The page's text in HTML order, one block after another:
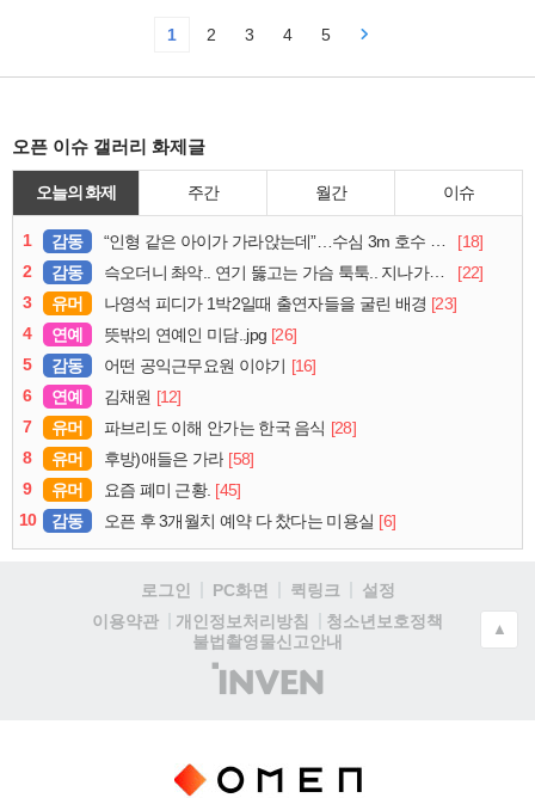
1 2 3 4 5
오픈 이슈 갤러리 화제글
오늘의 화제 주간 월간 이슈
1 감동 “인형 같은 아이가 가라앉는데”…수심 3m 호수 뛰어든 60대 의인
[18]
2
감동 슥오더니 촤악.. 연기 뚫고는 가슴 툭툭.. 지나가던 아재의 정체
[22]
3
유머 나영석 피디가 1박2일때 출연자들을 굴린 배경 [23]
4
연예 뜻밖의 연예인 미담..jpg [26]
5
감동 어떤 공익근무요원 이야기 [16]
6
연예 김채원 [12]
7
유머 파브리도 이해 안가는 한국 음식 [28]
8
유머 후방)애들은 가라 [58]
9
유머 요즘 폐미 근황. [45]
10
감동 오픈 후 3개월치 예약 다 찼다는 미용실 [6]
로그인 PC화면 퀵링크
설정
이용약관
개인정보처리방침
청소년보호정책
불법촬영물신고안내
(주)
인
▲